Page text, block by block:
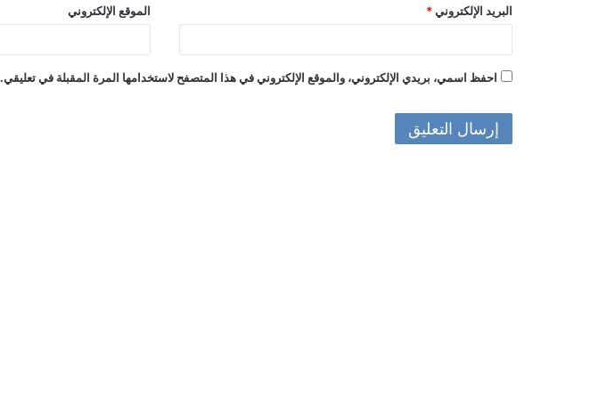
البريد الإلكتروني * الموقع الإلكتروني
احفظ اسمي، بريدي الإلكتروني، والموقع الإلكتروني في هذا المتصفح لاستخدامها المرة المقبلة في تعليقي.